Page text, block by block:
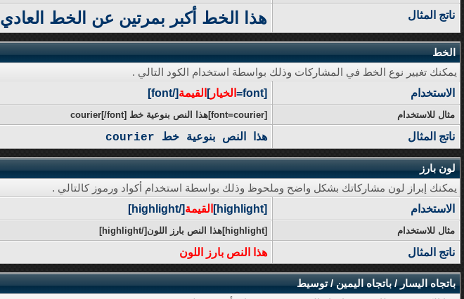
ناتج المثال هذا الخط أكبر بمرتين عن الخط العادي
الخط
يمكنك تغيير نوع الخط في المشاركات وذلك بواسطة استخدام الكود التالي .
الاستخدام [font= الخيار] القيمة[/font]
مثال للاستخدام [font=courier]هذا النص بنوعية خط courier[/font]
ناتج المثال هذا النص بنوعية خط courier
لون بارز
يمكنك إبراز لون مشاركاتك بشكل واضح وملحوظ وذلك بواسطة استخدام أكواد ورموز كالتالي .
الاستخدام [highlight] القيمة[/highlight]
مثال للاستخدام [highlight]هذا النص بارز اللون[/highlight]
ناتج المثال هذا النص بارز اللون
باتجاه اليسار / باتجاه اليمين / توسيط